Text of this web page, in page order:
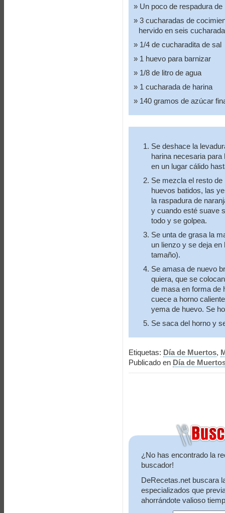
Un poco de respadura de
3 cucharadas de
hervido en seis
1/4 de cucharadita de sal
1 huevo para barnizar
1/8 de litro de agua
1 cucharada de harina
140 gramos de azúcar
Se deshace la
harina necesaria
en un lugar cálido
Se mezcla el resto
huevos batidos, las
la raspadura de
y cuando esté suave
todo y se golpea.
Se unta de grasa la
un lienzo y se deja en
tamaño).
Se amasa de nuevo
quiera, que se
de masa en forma de
cuece a horno
yema de huevo. Se
Se saca del horno y
Etiquetas: Día de Muertos,
Publicado en Día de
¿No has encontrado la
buscador!
DeRecetas.net buscara
especializados que
ahorrándote valioso